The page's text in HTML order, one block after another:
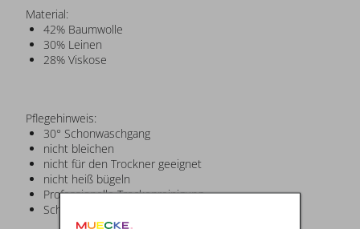
Material:
42% Baumwolle
30% Leinen
28% Viskose
Pflegehinweis:
30° Schonwaschgang
nicht bleichen
nicht für den Trockner geeignet
nicht heiß bügeln
Professionelle Trockenreinigung
Schonverfahren